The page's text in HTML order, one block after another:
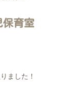
育室
ました！